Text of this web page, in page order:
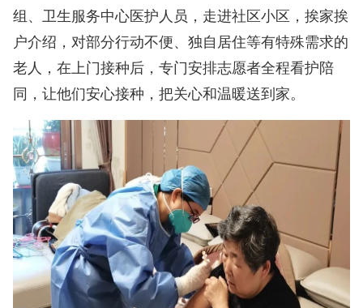
组、卫生服务中心医护人员，走进社区小区，挨家挨
户介绍，对部分行动不便、独自居住等有特殊需求的
老人，在上门接种后，专门安排志愿者全程看护陪
同，让他们安心接种，把关心和温暖送到家。